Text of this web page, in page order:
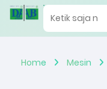
Home Mesin